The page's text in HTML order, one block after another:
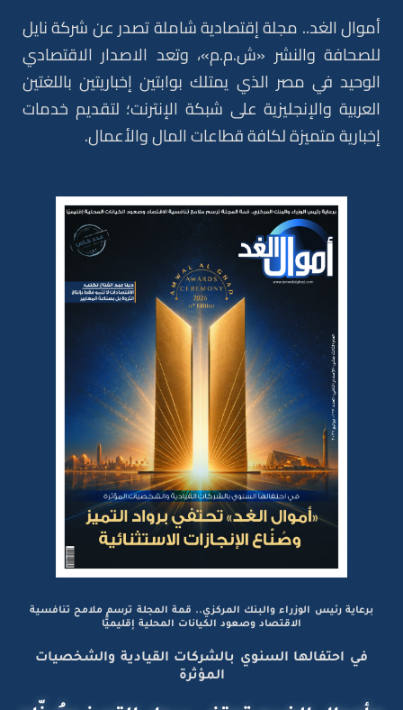
أموال الغد.. مجلة إقتصادية شاملة تصدر عن شركة نايل
للصحافة والنشر «ش.م.م»، وتعد الاصدار الاقتصادي
الوحيد في مصر الذي يمتلك بوابتين إخباريتين باللغتين
العربية والإنجليزية على شبكة الإنترنت؛ لتقديم خدمات
إخبارية متميزة لكافة قطاعات المال والأعمال.
برعاية رئيس الوزراء والبنك المركزي.. قمة المجلة ترسم ملامح تنافسية
الاقتصاد وصعود الكيانات المحلية إقليميًّا
في احتفالها السنوي بالشركات القيادية والشخصيات
المؤثرة